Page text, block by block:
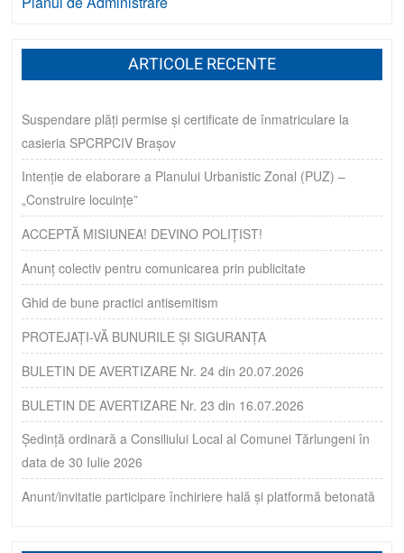
ARTICOLE RECENTE
Suspendare plăți permise și certificate de înmatriculare la
casieria SPCRPCIV Brașov
Intenție de elaborare a Planului Urbanistic Zonal (PUZ) –
„Construire locuințe”
ACCEPTĂ MISIUNEA! DEVINO POLIȚIST!
Anunț colectiv pentru comunicarea prin publicitate
Ghid de bune practici antisemitism
PROTEJAȚI-VĂ BUNURILE ȘI SIGURANȚA
BULETIN DE AVERTIZARE Nr. 24 din 20.07.2026
BULETIN DE AVERTIZARE Nr. 23 din 16.07.2026
Ședință ordinară a Consiliului Local al Comunei Tărlungeni în
data de 30 Iulie 2026
Anunt/invitatie participare închiriere hală și platformă betonată